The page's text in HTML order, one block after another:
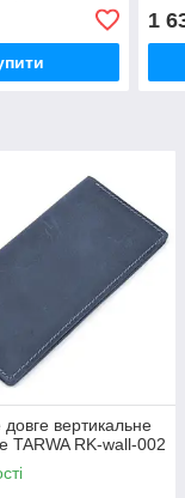
1
довге вертикальне
TARWA RK-wall-002